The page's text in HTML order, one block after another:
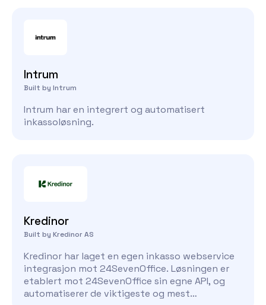
Intrum
Built by Intrum
Intrum har en integrert og automatisert
inkassoløsning.
Kredinor
Built by Kredinor AS
Kredinor har laget en egen inkasso webservice
integrasjon mot 24SevenOffice. Løsningen er
etablert mot 24SevenOffice sin egne API, og
automatiserer de viktigeste og mest